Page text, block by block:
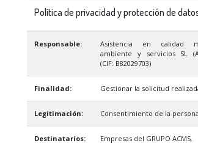
Política de privacidad y protección de
Responsable:
Asistencia en calidad
ambiente y servicios SL
(CIF: B82029703)
Finalidad: Gestionar la solicitud
Legitimación: Consentimiento de la
Destinatarios: Empresas del GRUPO ACMS.